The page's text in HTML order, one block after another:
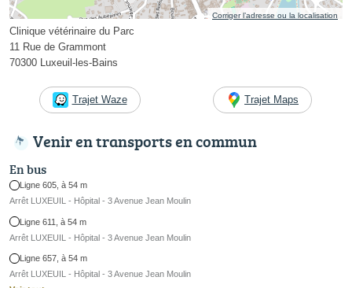
Corriger l’adresse ou la localisation
Clinique vétérinaire du Parc
11 Rue de Grammont
70300 Luxeuil-les-Bains
Trajet Waze Trajet Maps
Venir en transports en commun
En bus
Ligne 605, à 54 m
Arrêt LUXEUIL - Hôpital - 3 Avenue Jean Moulin
Ligne 611, à 54 m
Arrêt LUXEUIL - Hôpital - 3 Avenue Jean Moulin
Ligne 657, à 54 m
Arrêt LUXEUIL - Hôpital - 3 Avenue Jean Moulin